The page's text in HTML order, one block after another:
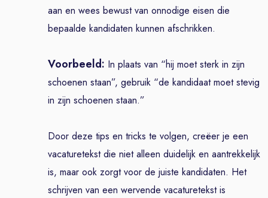
aan en wees bewust van onnodige eisen die
bepaalde kandidaten kunnen afschrikken.
Voorbeeld: In plaats van “hij moet sterk in zijn
schoenen staan”, gebruik “de kandidaat moet stevig
in zijn schoenen staan.”
Door deze tips en tricks te volgen, creëer je een
vacaturetekst die niet alleen duidelijk en aantrekkelijk
is, maar ook zorgt voor de juiste kandidaten. Het
schrijven van een wervende vacaturetekst is